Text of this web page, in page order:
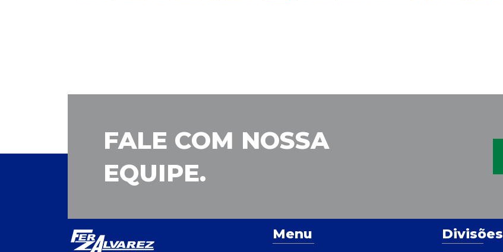
FALE COM NOSSA
EQUIPE.
Menu Divisões